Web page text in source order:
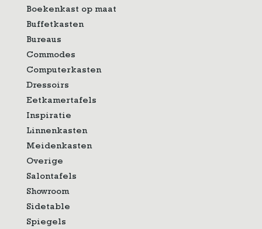
Boekenkast op maat
Buffetkasten
Bureaus
Commodes
Computerkasten
Dressoirs
Eetkamertafels
Inspiratie
Linnenkasten
Meidenkasten
Overige
Salontafels
Showroom
Sidetable
Spiegels